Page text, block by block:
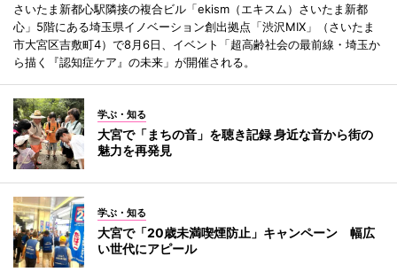
さいたま新都心駅隣接の複合ビル「ekism（エキスム）さいたま新都
心」5階にある埼玉県イノベーション創出拠点「渋沢MIX」（さいたま
市大宮区吉敷町4）で8月6日、イベント「超高齢社会の最前線・埼玉か
ら描く『認知症ケア』の未来」が開催される。
学ぶ・知る
大宮で「まちの音」を聴き記録 身近な音から街の
魅力を再発見
学ぶ・知る
大宮で「20歳未満喫煙防止」キャンペーン 幅広
い世代にアピール